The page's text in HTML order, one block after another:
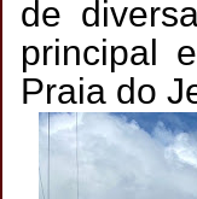
de
principal
Praia do